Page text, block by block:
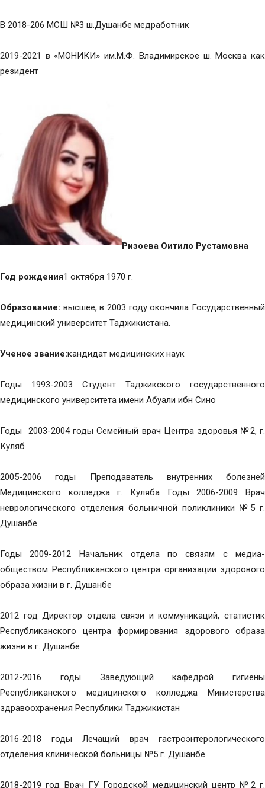
В 2018-206 МСШ №3 ш.Душанбе медработник
2019-2021 в «МОНИКИ» им.М.Ф. Владимирское ш. Москва как
резидент
Ризоева Оитило Рустамовна
Год рождения1 октября 1970 г.
Образование: высшее, в 2003 году окончила Государственный
медицинский университет Таджикистана.
Ученое звание:кандидат медицинских наук
Годы 1993-2003 Студент Таджикского государственного
медицинского университета имени Абуали ибн Сино
Годы 2003-2004 годы Семейный врач Центра здоровья №2, г.
Куляб
2005-2006 годы Преподаватель внутренних болезней
Медицинского колледжа г. Куляба Годы 2006-2009 Врач
неврологического отделения больничной поликлиники №5 г.
Душанбе
Годы 2009-2012 Начальник отдела по связям с медиа-
обществом Республиканского центра организации здорового
образа жизни в г. Душанбе
2012 год Директор отдела связи и коммуникаций, статистик
Республиканского центра формирования здорового образа
жизни в г. Душанбе
2012-2016 годы Заведующий кафедрой гигиены
Республиканского медицинского колледжа Министерства
здравоохранения Республики Таджикистан
2016-2018 годы Лечащий врач гастроэнтерологического
отделения клинической больницы №5 г. Душанбе
2018-2019 год Врач ГУ Городской медицинский центр №2 г.